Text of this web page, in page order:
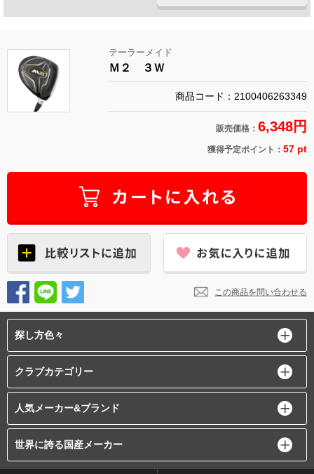
テーラーメイド
Ｍ２ ３Ｗ
商品コード：2100406263349
販売価格： 6,348円
獲得予定ポイント： 57 pt
この商品を問い合わせる
探し方色々
クラブカテゴリー
人気メーカー&ブランド
世界に誇る国産メーカー